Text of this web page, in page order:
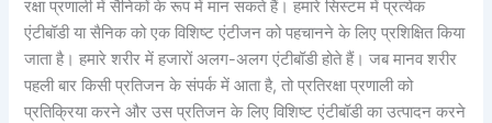
रक्षा प्रणाली में सैनिकों के रूप में मान सकते हैं। हमारे सिस्टम में प्रत्येक
एंटीबॉडी या सैनिक को एक विशिष्ट एंटीजन को पहचानने के लिए प्रशिक्षित किया
जाता है। हमारे शरीर में हजारों अलग-अलग एंटीबॉडी होते हैं। जब मानव शरीर
पहली बार किसी प्रतिजन के संपर्क में आता है, तो प्रतिरक्षा प्रणाली को
प्रतिक्रिया करने और उस प्रतिजन के लिए विशिष्ट एंटीबॉडी का उत्पादन करने